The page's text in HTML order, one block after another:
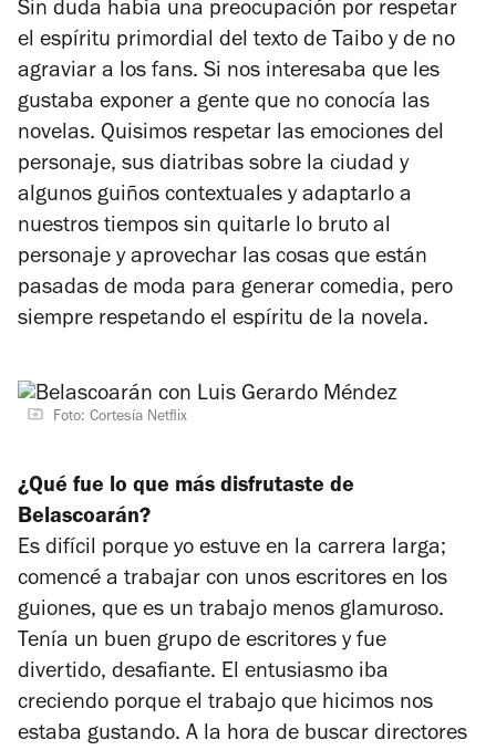
Sin duda había una preocupación por respetar
el espíritu primordial del texto de Taibo y de no
agraviar a los fans. Si nos interesaba que les
gustaba exponer a gente que no conocía las
novelas. Quisimos respetar las emociones del
personaje, sus diatribas sobre la ciudad y
algunos guiños contextuales y adaptarlo a
nuestros tiempos sin quitarle lo bruto al
personaje y aprovechar las cosas que están
pasadas de moda para generar comedia, pero
siempre respetando el espíritu de la novela.
Foto: Cortesía Netflix
¿Qué fue lo que más disfrutaste de
Belascoarán?
Es difícil porque yo estuve en la carrera larga;
comencé a trabajar con unos escritores en los
guiones, que es un trabajo menos glamuroso.
Tenía un buen grupo de escritores y fue
divertido, desafiante. El entusiasmo iba
creciendo porque el trabajo que hicimos nos
estaba gustando. A la hora de buscar directores